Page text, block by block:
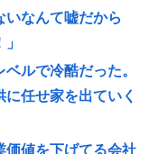
いなんて嘘だから
ルで冷酷だった。
に任せ家を出ていく
価値を下げてる会社